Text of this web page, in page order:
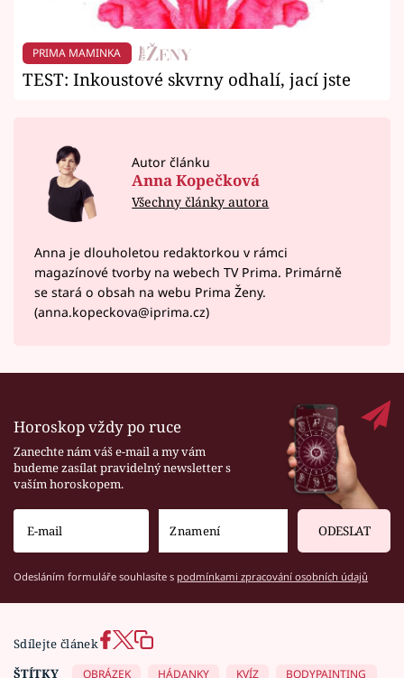
PRIMA MAMINKA
TEST: Inkoustové skvrny odhalí, jací jste
Autor článku
Anna Kopečková
Všechny články autora
Anna je dlouholetou redaktorkou v rámci
magazínové tvorby na webech TV Prima. Primárně
se stará o obsah na webu Prima Ženy.
(anna.kopeckova@iprima.cz)
Horoskop vždy po ruce
Zanechte nám váš e-mail a my vám
budeme zasílat pravidelný newsletter s
vaším horoskopem.
ODESLAT
Odesláním formuláře souhlasíte s podmínkami zpracování osobních údajů
Sdílejte článek
ŠTÍTKY
OBRÁZEK HÁDANKY KVÍZ BODYPAINTING